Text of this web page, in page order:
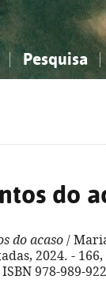
Pesquisa
do
do acaso /
2024. -
978-989-